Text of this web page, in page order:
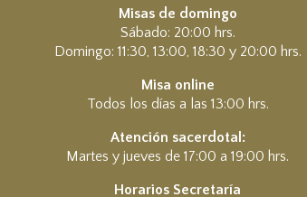
Misas de domingo
Sábado: 20:00 hrs.
Domingo: 11:30, 13:00, 18:30 y 20:00 hrs.
Misa online
Todos los días a las 13:00 hrs.
Atención sacerdotal:
Martes y jueves de 17:00 a 19:00 hrs.
Horarios Secretaría